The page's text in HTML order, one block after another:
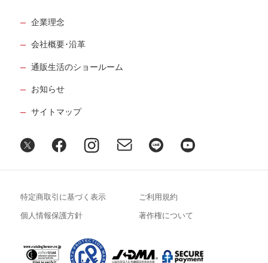
企業理念
会社概要･沿革
通販生活のショールーム
お知らせ
サイトマップ
特定商取引に基づく表示 ご利用規約
個人情報保護方針 著作権について